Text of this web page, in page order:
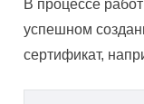
В процессе
успешном
сертификат,